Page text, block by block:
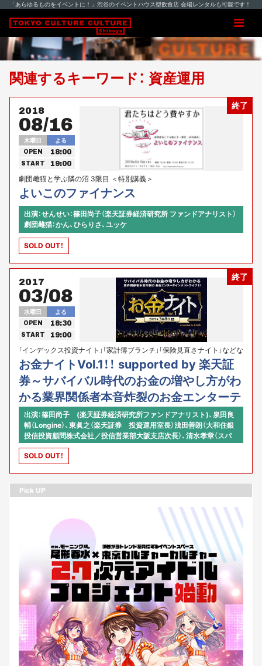
「あらゆるものをイベントに！」渋谷のイベントハウス型飲食店 会場レンタルも可能です！
関連するキーワード： 資産運用
終了
2018
08/16
木曜日 よる
OPEN 18:00
START 19:00
劇団雌猫と学ぶ隣の沼 3限目 ＜特別講義＞
よいこのファイナンス
出演：せんせい：篠田尚子（楽天証券経済研究所 ファンドアナリスト）
劇団雌猫：かん、ひらりさ、ユッケ
SOLD OUT！
終了
2017
03/08
水曜日 よる
OPEN 18:30
START 19:00
「インデックス投資ナイト」「家計簿ブランチ」「保険見直さナイト」などな
ど、お金エンタメトークを数々展開している東京カルチャーカルチャー
presents
お金ナイトVol.1！！ supported by 楽天証
券～サバイバル時代のお金の増やし方がわ
かる業界関係者本音炸裂のお金エンターテ
インメントライブ！！
出演：篠田尚子 (楽天証券経済研究所ファンドアナリスト)、泉田良
輔（Longine）、東眞之（楽天証券 投資運用室長）浅田善朗（大和住銀
投信投資顧問株式会社／投信営業部大阪支店次長）、清水孝章（スパ
ークス・アセット・マネジメント株式会社／チーフ・エコノミスト）【司
会、プロデュース】河原あず（ニフティ／東京カルチャーカルチャー）
SOLD OUT！
Pick UP